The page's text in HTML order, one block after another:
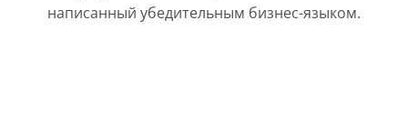
написанный убедительным бизнес-языком.